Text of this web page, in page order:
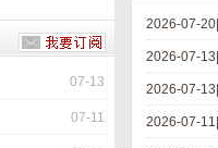
07-13
07-11
2026-07-20|
2026-07-13|
2026-07-13|
2026-07-11|